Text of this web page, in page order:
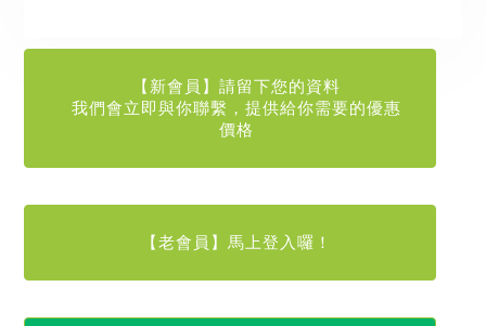
【新會員】請留下您的資料
我們會立即與你聯繫，提供給你需要的優惠
價格
【老會員】馬上登入囉！